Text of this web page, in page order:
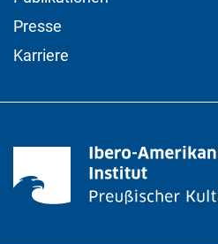
Presse
Karriere